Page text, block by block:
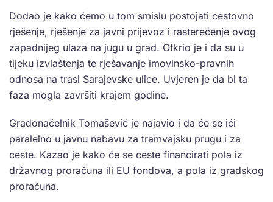
Dodao je kako ćemo u tom smislu postojati cestovno
rješenje, rješenje za javni prijevoz i rasterećenje ovog
zapadnijeg ulaza na jugu u grad. Otkrio je i da su u
tijeku izvlaštenja te rješavanje imovinsko-pravnih
odnosa na trasi Sarajevske ulice. Uvjeren je da bi ta
faza mogla završiti krajem godine.
Gradonačelnik Tomašević je najavio i da će se ići
paralelno u javnu nabavu za tramvajsku prugu i za
ceste. Kazao je kako će se ceste financirati pola iz
državnog proračuna ili EU fondova, a pola iz gradskog
proračuna.